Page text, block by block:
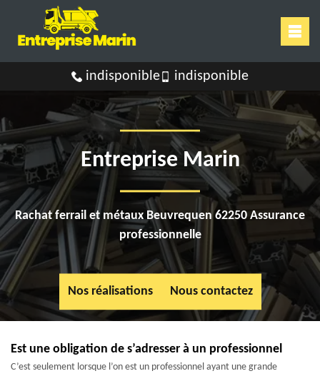
indisponible indisponible
Entreprise Marin
Rachat ferrail et métaux Beuvrequen 62250 Assurance
professionnelle
Nos réalisations Nous contactez
Est une obligation de s’adresser à un professionnel
C’est seulement lorsque l’on est un professionnel ayant une grande